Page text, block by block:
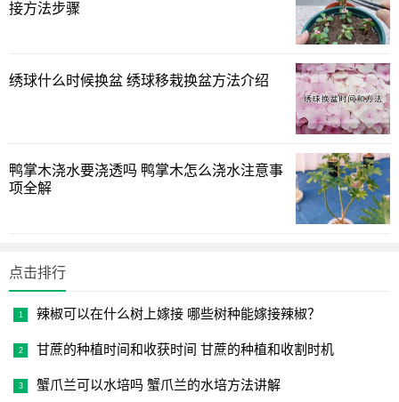
在苗苗定植一周后,就不再从叶面浇水了,土壤中保持润而不
涝最为适宜,每周应让土壤适当干一次,这样,根系就不容易发
一般的草炭土,营养土,园艺土,PH值都在6.5-7.5之间,属于中
性土壤.而天竺葵最适宜的PH值为5.5-6.0之间.有条件的花友,
可以适当加些柠檬酸来调节土壤酸碱度,这样,花的生长速度,肯
定要比没有调节过的要强,而且,由于铁镁等其它营养元素在低
4.打顶问题:
一般天竺葵五至六片有效叶子时,在生长旺盛的情况下打顶,
打顶完成后,就可得到6-8个侧枝,如果你是一个心急的家伙,你
接方法步骤
绣球什么时候换盆 绣球移栽换盆方法介绍
鸭掌木浇水要浇透吗 鸭掌木怎么浇水注意事
项全解
点击排行
辣椒可以在什么树上嫁接 哪些树种能嫁接辣椒？
甘蔗的种植时间和收获时间 甘蔗的种植和收割时机
蟹爪兰可以水培吗 蟹爪兰的水培方法讲解